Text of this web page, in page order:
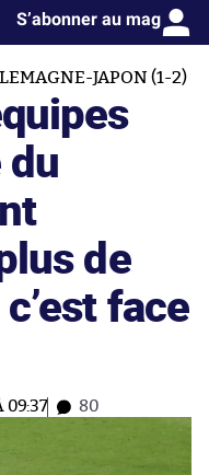
S’abonner au mag
JAPON (1-2)
du
de
face
09:37 80